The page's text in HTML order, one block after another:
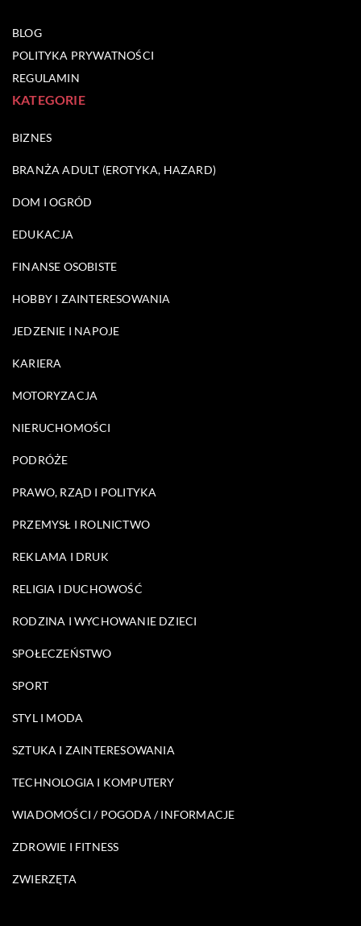
BLOG
POLITYKA PRYWATNOŚCI
REGULAMIN
KATEGORIE
BIZNES
BRANŻA ADULT (EROTYKA, HAZARD)
DOM I OGRÓD
EDUKACJA
FINANSE OSOBISTE
HOBBY I ZAINTERESOWANIA
JEDZENIE I NAPOJE
KARIERA
MOTORYZACJA
NIERUCHOMOŚCI
PODRÓŻE
PRAWO, RZĄD I POLITYKA
PRZEMYSŁ I ROLNICTWO
REKLAMA I DRUK
RELIGIA I DUCHOWOŚĆ
RODZINA I WYCHOWANIE DZIECI
SPOŁECZEŃSTWO
SPORT
STYL I MODA
SZTUKA I ZAINTERESOWANIA
TECHNOLOGIA I KOMPUTERY
WIADOMOŚCI / POGODA / INFORMACJE
ZDROWIE I FITNESS
ZWIERZĘTA